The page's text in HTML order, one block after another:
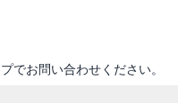
でお問い合わせください。